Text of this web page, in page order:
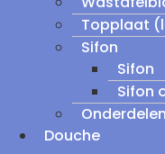
Topplaat
Sifon
Sifon
Sifon
Douche